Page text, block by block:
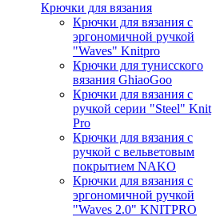
Крючки для вязания
Крючки для вязания с
эргономичной ручкой
"Waves" Knitpro
Крючки для тунисского
вязания GhiaoGoo
Крючки для вязания с
ручкой серии "Steel" Knit
Pro
Крючки для вязания с
ручкой с вельветовым
покрытием NAKO
Крючки для вязания с
эргономичной ручкой
"Waves 2.0" KNITPRO